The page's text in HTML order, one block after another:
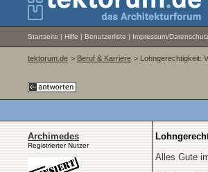
Startseite | Hilfe | Benutzerliste | Impressum/
tektorum.de > Beruf & Karriere > Lohngerechtigkeit:
Archimedes
Registrierter Nutzer
Alles Gute